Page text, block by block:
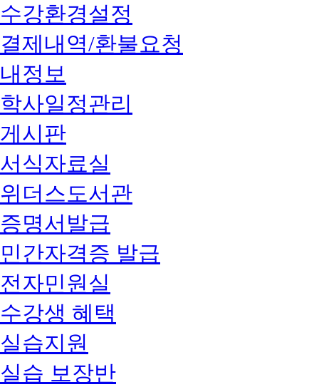
수강환경설정
결제내역/환불요청
내정보
학사일정관리
게시판
서식자료실
위더스도서관
증명서발급
민간자격증 발급
전자민원실
수강생 혜택
실습지원
실습 보장반